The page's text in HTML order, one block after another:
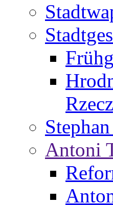
Antoni